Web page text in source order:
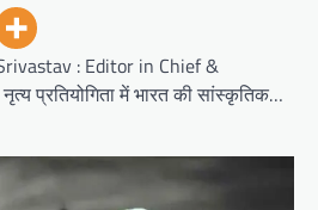
: Editor in Chief &
प्रतियोगिता में भारत की सांस्कृतिक…